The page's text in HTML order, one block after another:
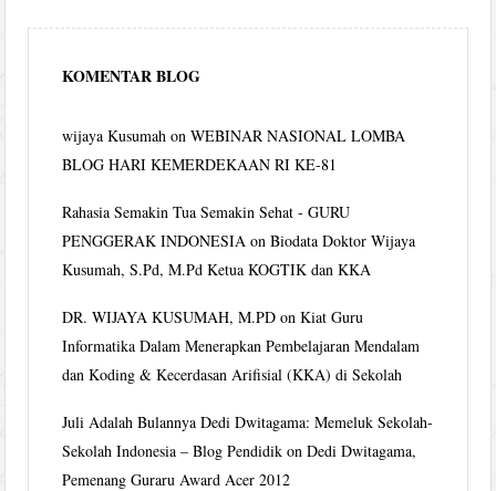
KOMENTAR BLOG
wijaya Kusumah onWEBINAR NASIONAL LOMBA
BLOG HARI KEMERDEKAAN RI KE-81
Rahasia Semakin Tua Semakin Sehat - GURU
PENGGERAK INDONESIA onBiodata Doktor Wijaya
Kusumah, S.Pd, M.Pd Ketua KOGTIK dan KKA
DR. WIJAYA KUSUMAH, M.PD onKiat Guru
Informatika Dalam Menerapkan Pembelajaran Mendalam
dan Koding & Kecerdasan Arifisial (KKA) di Sekolah
Juli Adalah Bulannya Dedi Dwitagama: Memeluk Sekolah-
Sekolah Indonesia – Blog Pendidik onDedi Dwitagama,
Pemenang Guraru Award Acer 2012